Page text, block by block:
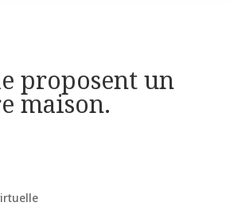
proposent un
maison.